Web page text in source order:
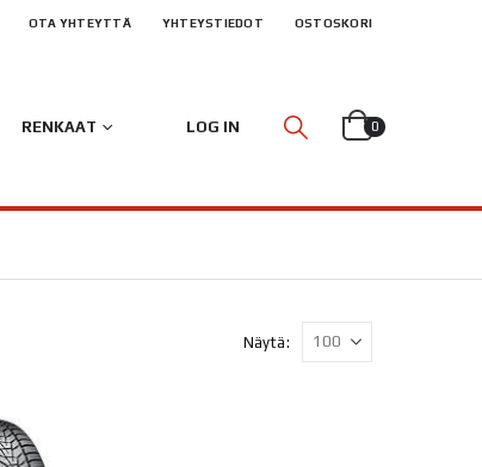
OTA YHTEYTTÄ YHTEYSTIEDOT OSTOSKORI
RENKAAT LOG IN 0
Näytä: